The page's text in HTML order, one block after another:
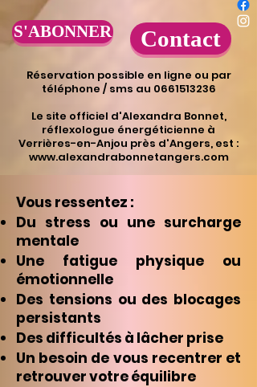
S'ABONNER Contact
Réservation possible en ligne ou par
téléphone / sms au 0661513236
​Le site officiel d'Alexandra Bonnet,
réflexologue énergéticienne à
Verrières-en-Anjou près d'Angers, est :
www.alexandrabonnetangers.com
Vous ressentez :
Du stress ou une surcharge
mentale
Une fatigue physique ou
émotionnelle
Des tensions ou des blocages
persistants
Des difficultés à lâcher prise
Un besoin de vous recentrer et
retrouver votre équilibre